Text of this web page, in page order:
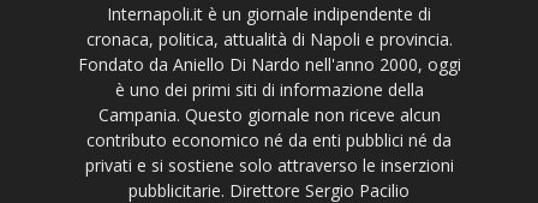
Internapoli.it è un giornale indipendente di
cronaca, politica, attualità di Napoli e provincia.
Fondato da Aniello Di Nardo nell'anno 2000, oggi
è uno dei primi siti di informazione della
Campania. Questo giornale non riceve alcun
contributo economico né da enti pubblici né da
privati e si sostiene solo attraverso le inserzioni
pubblicitarie. Direttore Sergio Pacilio